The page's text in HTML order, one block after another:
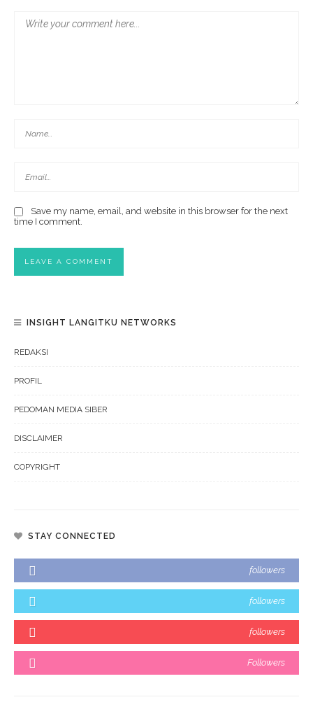
Save my name, email, and website in this browser for the next
time I comment.
INSIGHT LANGITKU NETWORKS
REDAKSI
PROFIL
PEDOMAN MEDIA SIBER
DISCLAIMER
COPYRIGHT
STAY CONNECTED
followers
followers
followers
Followers